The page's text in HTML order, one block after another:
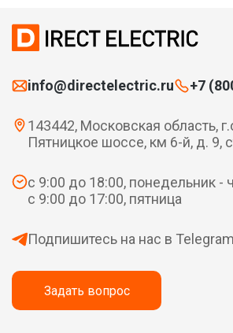
info@directelectric.ru +7
143442, Московская область,
Пятницкое шоссе, км 6-й, д. 9,
с 9:00 до 18:00, понедельник -
с 9:00 до 17:00, пятница
Подпишитесь на нас в Telegram
Задать вопрос